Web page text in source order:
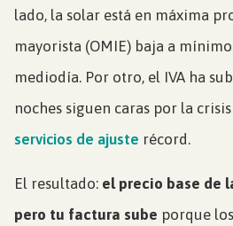
lado, la solar está en máxima
mayorista (OMIE) baja a
mediodía. Por otro, el IVA ha
noches siguen caras por la
servicios de ajuste récord.
El resultado: el precio base de
pero tu factura sube porque